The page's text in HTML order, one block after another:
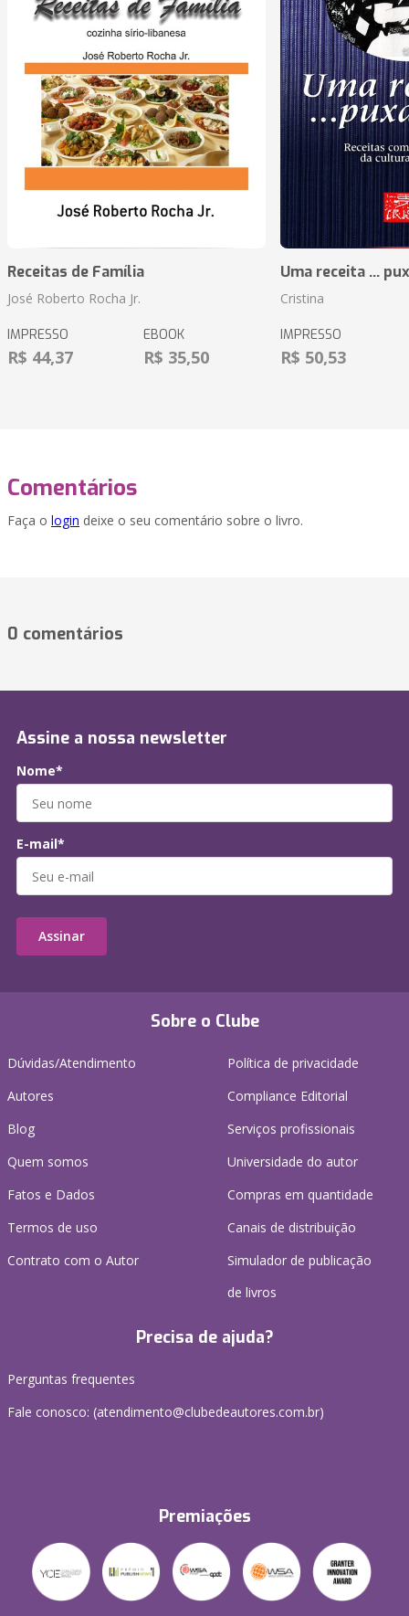
Receitas de Família
José Roberto Rocha Jr.
IMPRESSO
R$ 44,37
EBOOK
R$ 35,50
Uma receita ...
Cristina
IMPRESSO
R$ 50,53
Comentários
Faça o login deixe o seu comentário sobre o livro.
0 comentários
Sobre o Clube
Dúvidas/Atendimento
Autores
Blog
Quem somos
Fatos e Dados
Termos de uso
Contrato com o Autor
Política de privacidade
Compliance Editorial
Serviços profissionais
Universidade do autor
Compras em quantidade
Canais de distribuição
Simulador de publicação
de livros
Precisa de ajuda?
Perguntas frequentes
Fale conosco: (atendimento@clubedeautores.com.br)
Premiações
Assine a nossa newsletter
Nome*
E-mail*
Assinar